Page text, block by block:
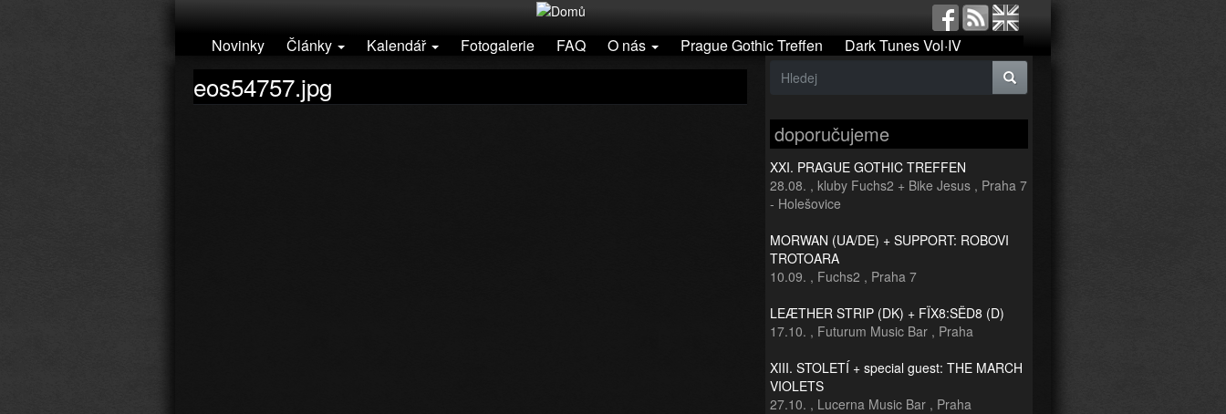
Novinky Články Kalendář Fotogalerie FAQ O nás Prague Gothic Treffen Dark Tunes Vol·IV
eos54757.jpg
doporučujeme
XXI. PRAGUE GOTHIC TREFFEN
28.08. , kluby Fuchs2 + Bike Jesus , Praha 7
- Holešovice
MORWAN (UA/DE) + SUPPORT: ROBOVI
TROTOARA
10.09. , Fuchs2 , Praha 7
LEÆTHER STRIP (DK) + FÏX8:SËD8 (D)
17.10. , Futurum Music Bar , Praha
XIII. STOLETÍ + special guest: THE MARCH
VIOLETS
27.10. , Lucerna Music Bar , Praha